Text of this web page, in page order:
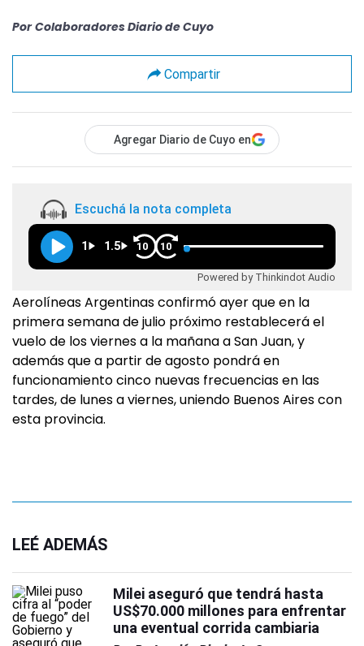
Por Colaboradores Diario de Cuyo
Compartir
Agregar Diario de Cuyo en
Escuchá la nota completa
1 1.5 10 10
Powered by Thinkindot Audio
Aerolíneas Argentinas confirmó ayer que en la
primera semana de julio próximo restablecerá el
vuelo de los viernes a la mañana a San Juan, y
además que a partir de agosto pondrá en
funcionamiento cinco nuevas frecuencias en las
tardes, de lunes a viernes, uniendo Buenos Aires con
esta provincia.
LEÉ ADEMÁS
Milei aseguró que tendrá hasta
US$70.000 millones para enfrentar
una eventual corrida cambiaria